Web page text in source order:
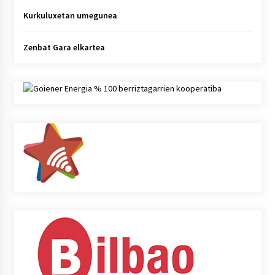
Kurkuluxetan umegunea
Zenbat Gara elkartea